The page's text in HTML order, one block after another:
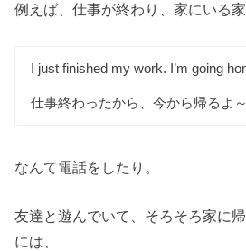
例えば、仕事が終わり、家にいる
I just finished my work. I’m going
仕事終わったから、今から帰るよ～
なんて電話をしたり。
友達と遊んでいて、そろそろ家に
には、